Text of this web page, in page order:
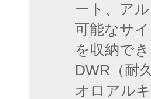
ート、ア
可能なサ
を収納で
DWR（耐
オロアル